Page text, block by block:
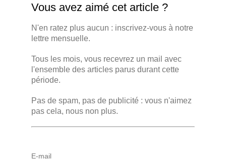
Vous avez aimé cet article ?
N'en ratez plus aucun : inscrivez-vous à notre
lettre mensuelle.
Tous les mois, vous recevrez un mail avec
l'ensemble des articles parus durant cette
période.
Pas de spam, pas de publicité : vous n'aimez
pas cela, nous non plus.
E-mail